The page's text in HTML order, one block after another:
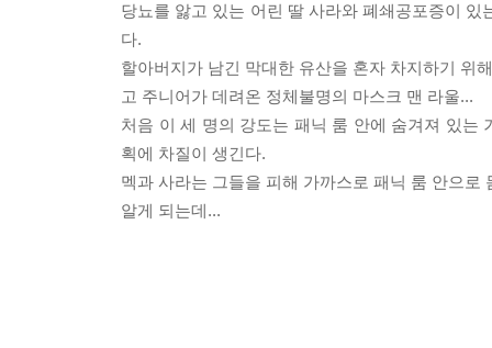
당뇨를 앓고 있는 어린 딸 사라와 폐쇄공포증이
다.
할아버지가 남긴 막대한 유산을 혼자 차지하기 위
고 주니어가 데려온 정체불명의 마스크 맨 라울...
처음 이 세 명의 강도는 패닉 룸 안에 숨겨져 있는
획에 차질이 생긴다.
멕과 사라는 그들을 피해 가까스로 패닉 룸 안으
알게 되는데...